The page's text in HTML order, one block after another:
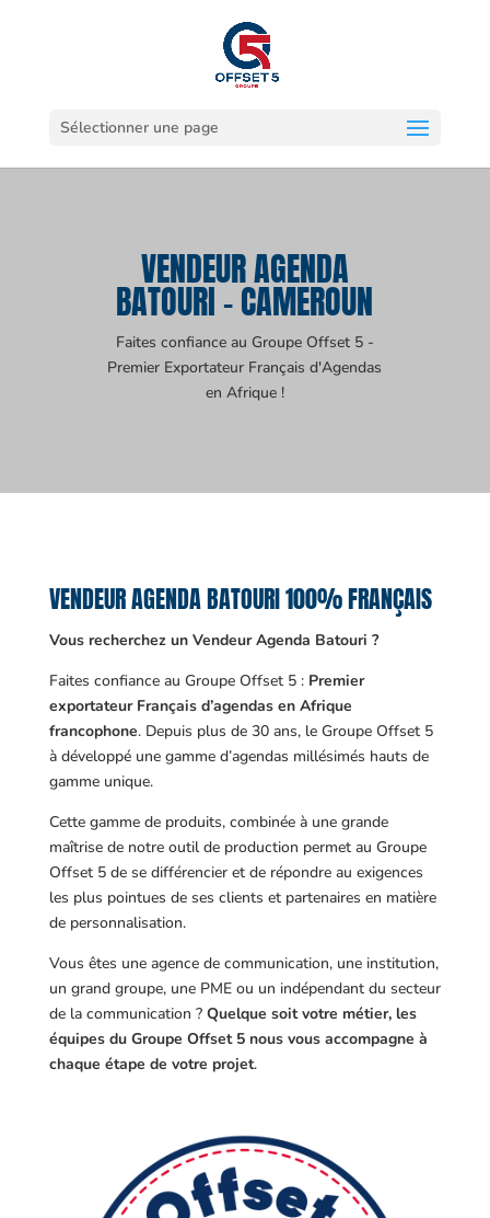
Sélectionner une page
VENDEUR AGENDA
BATOURI - CAMEROUN
Faites confiance au Groupe Offset 5 -
Premier Exportateur Français d'Agendas
en Afrique !
VENDEUR AGENDA BATOURI 100% FRANÇAIS
Vous recherchez un Vendeur Agenda Batouri ?
Faites confiance au Groupe Offset 5 : Premier
exportateur Français d’agendas en Afrique
francophone. Depuis plus de 30 ans, le Groupe Offset 5
à développé une gamme d’agendas millésimés hauts de
gamme unique.
Cette gamme de produits, combinée à une grande
maîtrise de notre outil de production permet au Groupe
Offset 5 de se différencier et de répondre au exigences
les plus pointues de ses clients et partenaires en matière
de personnalisation.
Vous êtes une agence de communication, une institution,
un grand groupe, une PME ou un indépendant du secteur
de la communication ? Quelque soit votre métier, les
équipes du Groupe Offset 5 nous vous accompagne à
chaque étape de votre projet.